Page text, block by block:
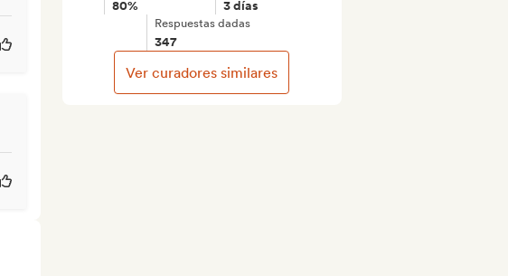
80% 3 días
Respuestas dadas
347
Ver curadores similares